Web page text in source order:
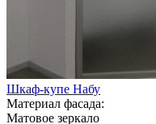
Шкаф-купе Набу
Материал фасада:
Матовое зеркало